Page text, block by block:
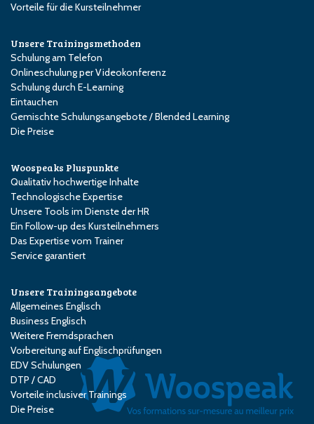
Vorteile für die Kursteilnehmer
Unsere Trainingsmethoden
Schulung am Telefon
Onlineschulung per Videokonferenz
Schulung durch E-Learning
Eintauchen
Gemischte Schulungsangebote / Blended Learning
Die Preise
Woospeaks Pluspunkte
Qualitativ hochwertige Inhalte
Technologische Expertise
Unsere Tools im Dienste der HR
Ein Follow-up des Kursteilnehmers
Das Expertise vom Trainer
Service garantiert
Unsere Trainingsangebote
Allgemeines Englisch
Business Englisch
Weitere Fremdsprachen
Vorbereitung auf Englischprüfungen
EDV Schulungen
DTP / CAD
Vorteile inclusiver Trainings
Die Preise